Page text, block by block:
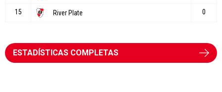
ESTADÍSTICAS COMPLETAS